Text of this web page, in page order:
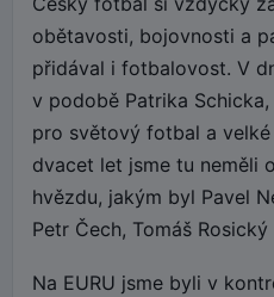
obětavosti, bojovnosti a
přidával i fotbalovost. V
v podobě Patrika
pro světový fotbal a
dvacet let jsme tu neměli
hvězdu, jakým byl Pavel
Petr Čech, Tomáš
Na EURU jsme byli v